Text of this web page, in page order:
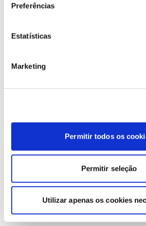
Preferências
Estatísticas
Marketing
Permitir todos os
Permitir seleção
Utilizar apenas os cookies